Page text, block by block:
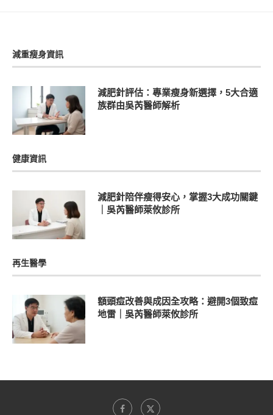
減重瘦身資訊
減肥針評估：專業瘦身新選擇，5大合適
族群由吳芮醫師解析
健康資訊
減肥針陪伴瘦得安心，掌握3大成功關鍵
｜吳芮醫師萊攸診所
再生醫學
額頭痘改善與成因全攻略：避開3個致痘
地雷｜吳芮醫師萊攸診所